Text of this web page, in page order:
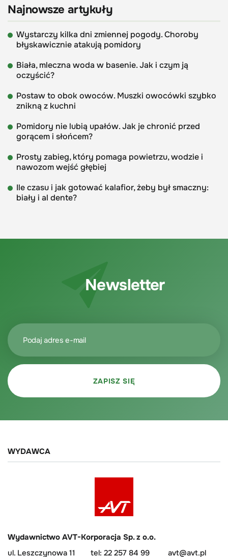
Najnowsze artykuły
Wystarczy kilka dni zmiennej pogody. Choroby
błyskawicznie atakują pomidory
Biała, mleczna woda w basenie. Jak i czym ją
oczyścić?
Postaw to obok owoców. Muszki owocówki szybko
znikną z kuchni
Pomidory nie lubią upałów. Jak je chronić przed
gorącem i słońcem?
Prosty zabieg, który pomaga powietrzu, wodzie i
nawozom wejść głębiej
Ile czasu i jak gotować kalafior, żeby był smaczny:
biały i al dente?
Newsletter
WYDAWCA
Wydawnictwo AVT-Korporacja Sp. z o.o.
ul. Leszczynowa 11
tel: 22 257 84 99 avt@avt.pl